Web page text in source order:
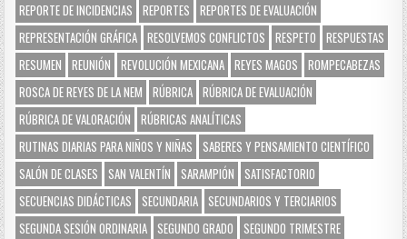
REPORTE DE INCIDENCIAS
REPORTES
REPORTES DE EVALUACIÓN
REPRESENTACIÓN GRÁFICA RESOLVEMOS CONFLICTOS RESPETO
RESPUESTAS
RESUMEN
REUNIÓN REVOLUCIÓN MEXICANA REYES MAGOS
ROMPECABEZAS
ROSCA DE REYES DE LA NEM
RÚBRICA RÚBRICA DE EVALUACIÓN
RÚBRICA DE VALORACIÓN
RÚBRICAS ANALÍTICAS
RUTINAS DIARIAS PARA NIÑOS Y NIÑAS
SABERES Y PENSAMIENTO CIENTÍFICO
SALÓN DE CLASES
SAN VALENTÍN SARAMPIÓN
SATISFACTORIO
SECUENCIAS DIDÁCTICAS
SECUNDARIA SECUNDARIOS Y TERCIARIOS
SEGUNDA SESIÓN ORDINARIA SEGUNDO GRADO
SEGUNDO TRIMESTRE